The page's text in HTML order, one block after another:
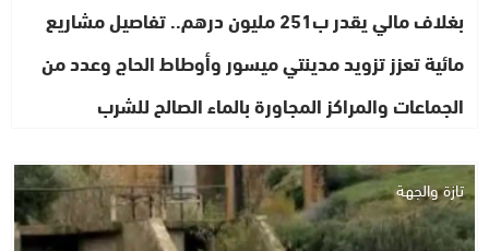
بغلاف مالي يقدر ب251 مليون درهم.. تفاصيل مشاريع
مائية تعزز تزويد مدينتي ميسور وأوطاط الحاج وعدد من
الجماعات والمراكز المجاورة بالماء الصالح للشرب
تازة والجهة